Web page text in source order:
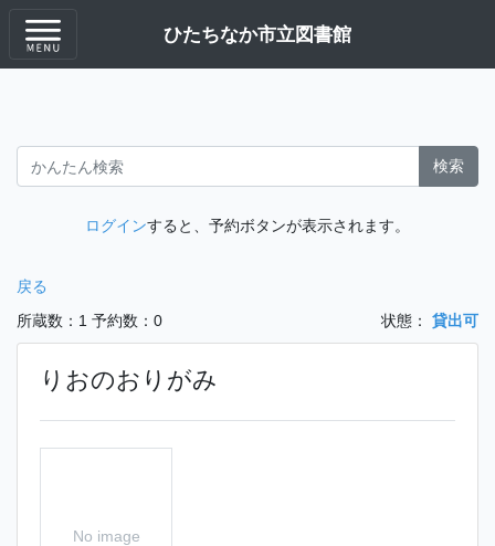
ひたちなか市立図書館
検索
ログインすると、予約ボタンが表示されます。
戻る
所蔵数：1 予約数：0 状態： 貸出可
りおのおりがみ
No image